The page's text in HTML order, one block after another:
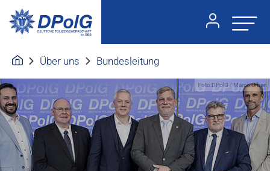
Über uns Bundesleitung
Foto:DPolG / Marco Urban